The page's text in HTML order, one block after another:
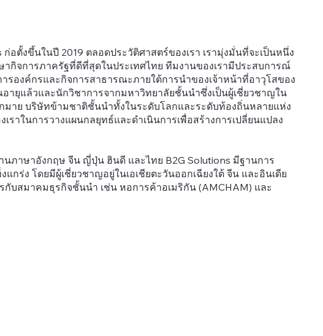
ก่อตั้งขึ้นในปี 2019 ตลอดประวัติศาสตร์ของเรา เรามุ่งมั่นที่จะเป็นหนึ่ง
กิจการภาครัฐที่ดีที่สุดในประเทศไทย ทีมงานของเรามีประสบการณ์
รองค์กรและกิจการสาธารณะภายใต้การนำของเจ้าหน้าที่อาวุโสของ
ายุแล้วและนักวิชาการจากมหาวิทยาลัยชั้นนำซึ่งเป็นผู้เชี่ยวชาญใน
มาย บริษัทข้ามชาติชั้นนำทั้งในระดับโลกและระดับท้องถิ่นหลายแห่ง
เราในการวางแผนกลยุทธ์และดำเนินการเพื่อสร้างการเปลี่ยนแปลง
นภาษาอังกฤษ จีน ญี่ปุ่น ฮินดี และไทย B2G Solutions มีฐานการ
แกร่ง โดยมีผู้เชี่ยวชาญอยู่ในเอเชียตะวันออกเฉียงใต้ จีน และอินเดีย
กับสมาคมธุรกิจชั้นนำ เช่น หอการค้าอเมริกัน (AMCHAM) และ